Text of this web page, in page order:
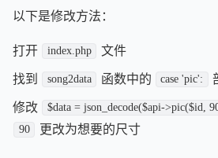
以下是修改方法：
打开 index.php 文件
找到 song2data 函数中的 case 'pic':
修改 $data = json_decode($api->pic($id,
90 更改为想要的尺寸